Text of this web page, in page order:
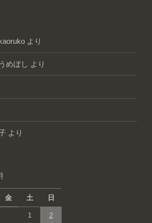
より
めぼし より
より
金 土 日
1 2